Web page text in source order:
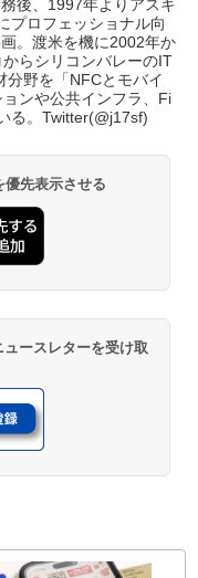
後、1997年よりアスキ
プロフェッショナル向
。渡米を機に2002年か
らシリコンバレーのIT
野を「NFCとモバイ
ンや公共インフラ、Fi
る。Twitter(@j17sf)
先表示させる
ースレターを受け取